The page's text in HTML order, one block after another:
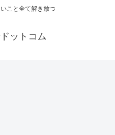
こと全て解き放つ
ットコム